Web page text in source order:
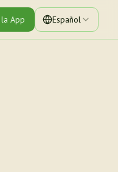
App Español